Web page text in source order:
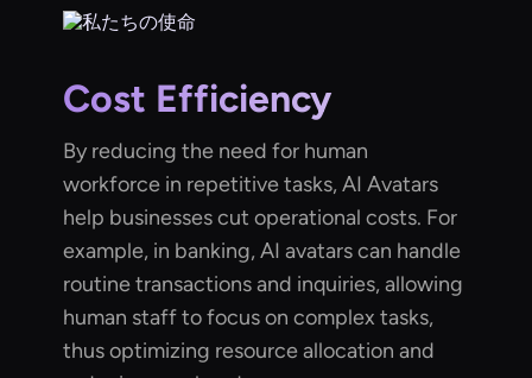
Cost Efficiency
By reducing the need for human
workforce in repetitive tasks, AI Avatars
help businesses cut operational costs. For
example, in banking, AI avatars can handle
routine transactions and inquiries, allowing
human staff to focus on complex tasks,
thus optimizing resource allocation and